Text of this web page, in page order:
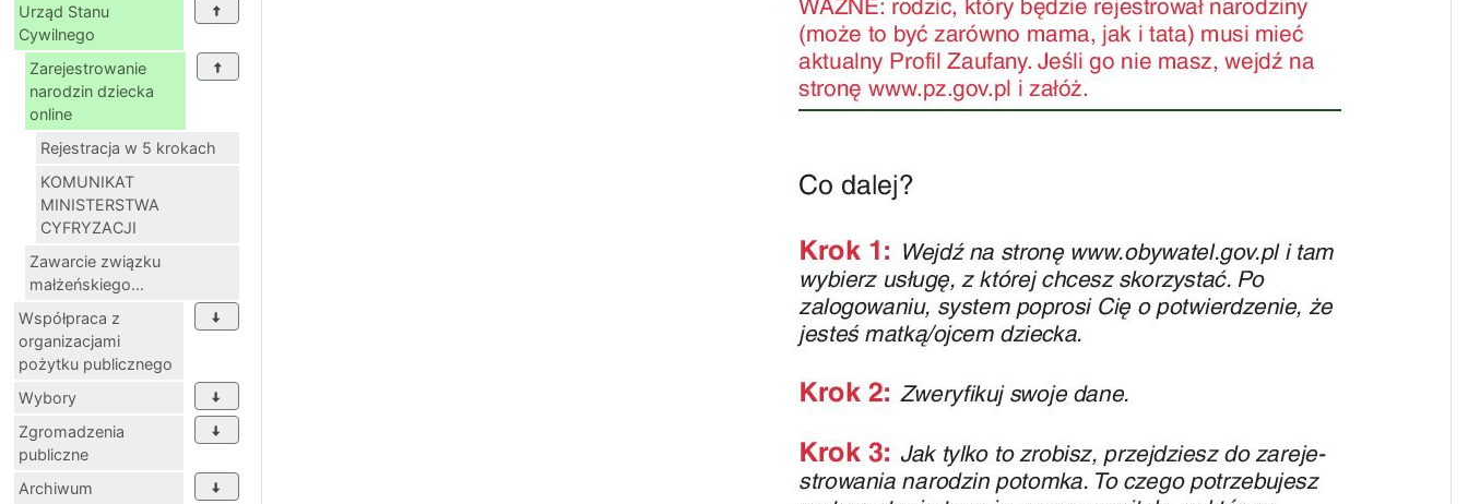
Urząd Stanu
Cywilnego
Zarejestrowanie
narodzin dziecka
online
Rejestracja w 5 krokach
KOMUNIKAT
MINISTERSTWA
CYFRYZACJI
Zawarcie związku
małżeńskiego...
Współpraca z
organizacjami
pożytku publicznego
Wybory
Zgromadzenia
publiczne
Archiwum